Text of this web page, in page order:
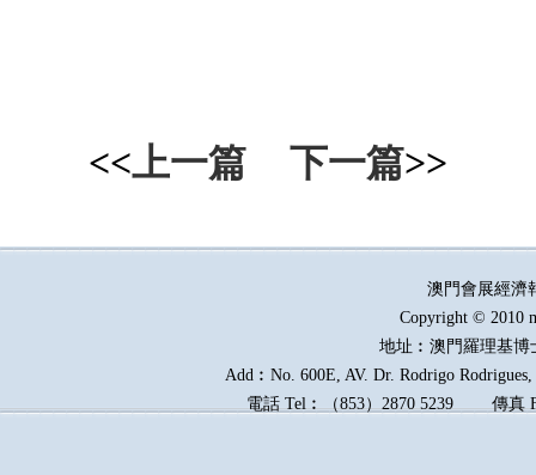
<<上一篇 下一篇>>
澳門會展經
Copyright © 2010
地址︰澳門羅理基博
Add︰No. 600E, AV. Dr. Rodrigo
電話 Tel︰（853）2870 5239傳真